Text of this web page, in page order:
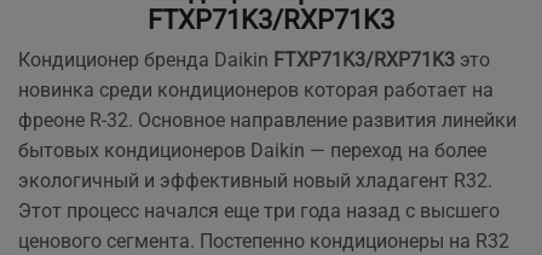
FTXP71K3/RXP71K3
Кондиционер бренда Daikin FTXP71K3/RXP71K3 это
новинка среди кондиционеров которая работает на
фреоне R-32. Основное направление развития линейки
бытовых кондиционеров Daikin — переход на более
экологичный и эффективный новый хладагент R32.
Этот процесс начался еще три года назад с высшего
ценового сегмента. Постепенно кондиционеры на R32